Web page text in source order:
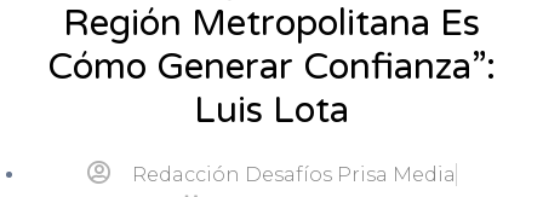
Región Metropolitana Es
Cómo Generar Confianza”:
Luis Lota
Redacción Desafíos Prisa Media